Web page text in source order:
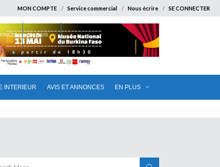
MON COMPTE Service commercial Nous écrire SE CONNECTER
INTERIEUR AVIS ET ANNONCES EN PLUS
EN PLUS